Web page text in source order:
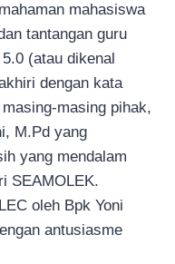
mahasiswa
tantangan guru
(atau dikenal
dengan kata
masing pihak,
M.Pd yang
yang mendalam
SEAMOLEK.
oleh Bpk Yoni
antusiasme